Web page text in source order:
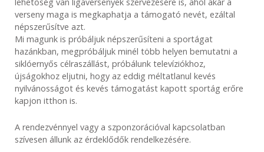
verseny maga is megkaphatja a támogató nevét, ezáltal
népszerűsítve azt.
Mi magunk is próbáljuk népszerűsíteni a sportágat
hazánkban, megpróbáljuk minél több helyen bemutatni a
siklóernyős célraszállást, próbálunk televíziókhoz,
újságokhoz eljutni, hogy az eddig méltatlanul kevés
nyilvánosságot és kevés támogatást kapott sportág erőre
kapjon itthon is.
A rendezvénnyel vagy a szponzorációval kapcsolatban
szívesen állunk az érdeklődők rendelkezésére.